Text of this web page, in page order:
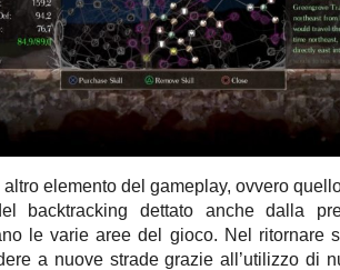
altro elemento del gameplay, ovvero
backtracking dettato anche dalla
le varie aree del gioco. Nel ritornare
a nuove strade grazie all’utilizzo di